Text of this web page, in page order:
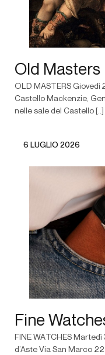
Old Masters
OLD MASTERS Giovedì
Castello Mackenzie,
nelle sale del Castello [..]
6 LUGLIO 2026
Fine
FINE WATCHES
d’Aste Via San Marco